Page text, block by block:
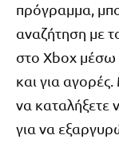
πρόγραμμα,
αναζήτηση με
στο Xbox μέσω
και για
να καταλήξετε
για να